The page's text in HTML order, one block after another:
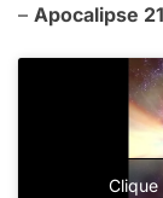
– Apocalipse